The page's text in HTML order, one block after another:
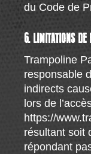
du Code de
6. LIMITATIONS DE
Trampoline
responsable
indirects
lors de
https://
résultant soit
répondant